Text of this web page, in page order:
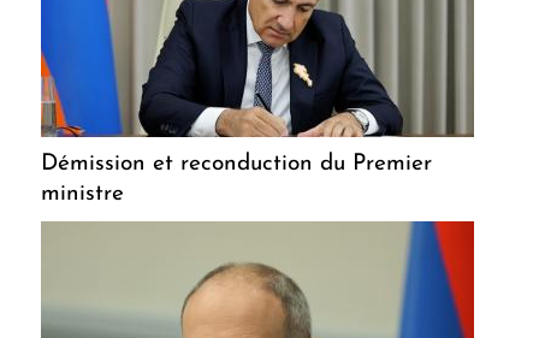
Démission et reconduction du Premier
ministre